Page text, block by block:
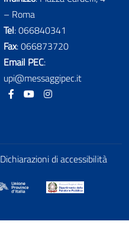
– Roma
Tel:066840341
Fax:066873720
Email PEC:
upi@messaggipec.it
FacebookYoutube
Dichiarazioni di accessibilità